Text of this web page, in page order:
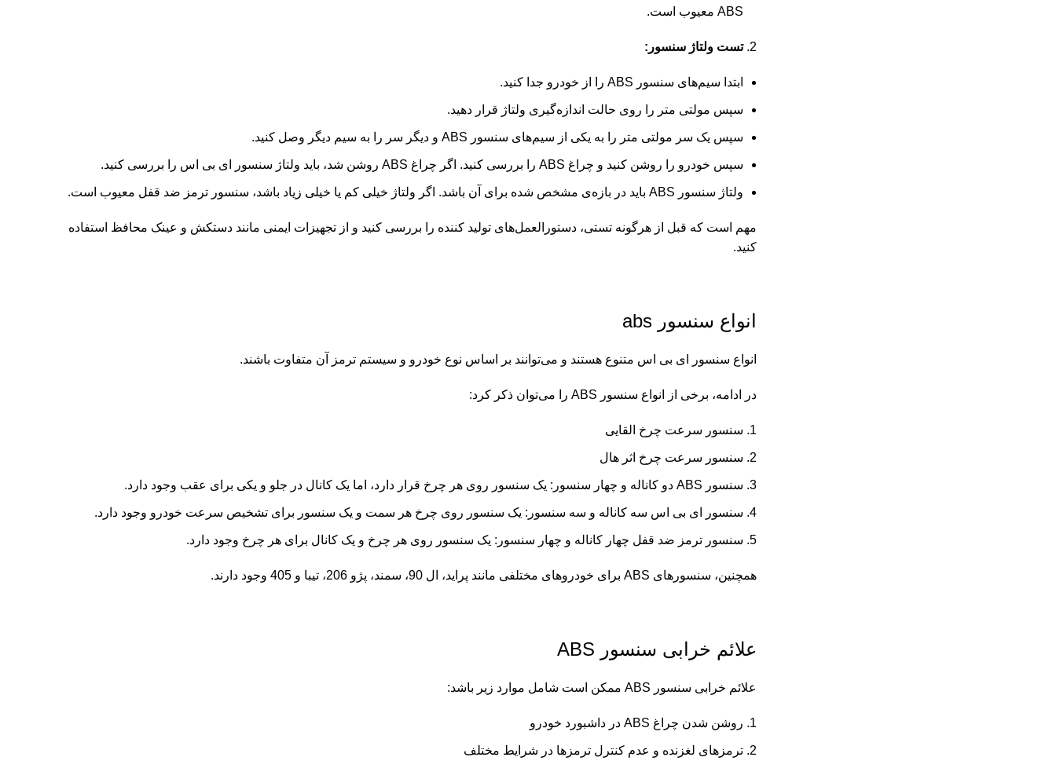
ABS معیوب است
.
تست ولتاژ سنسور:
ابتدا سیم‌های سنسور ABS را از خودرو جدا کنید.
سپس مولتی متر را روی حالت اندازه‌گیری ولتاژ قرار دهید.
سپس یک سر مولتی متر را به یکی از سیم‌های سنسور ABS و دیگر سر را به سیم دیگر وصل کنید.
سپس خودرو را روشن کنید و چراغ ABS را بررسی کنید. اگر چراغ ABS روشن شد، باید ولتاژ سنسور ای بی اس را بررسی کنید.
ولتاژ سنسور ABS باید در بازه‌ی مشخص شده برای آن باشد. اگر ولتاژ خیلی کم یا خیلی زیاد باشد، سنسور ترمز ضد قفل معیوب است .
مهم است که قبل از هرگونه تستی، دستورالعمل‌های تولید کننده را بررسی کنید و از تجهیزات ایمنی مانند دستکش و عینک محافظ استفاده
کنید.
انواع سنسور abs
انواع سنسور ای بی اس متنوع هستند و می‌توانند بر اساس نوع خودرو و سیستم ترمز آن متفاوت باشند.
در ادامه، برخی از انواع سنسور ABS را می‌توان ذکر کرد:
سنسور سرعت چرخ القایی
سنسور سرعت چرخ اثر هال
سنسور ABS دو کاناله و چهار سنسور: یک سنسور روی هر چرخ قرار دارد، اما یک کانال در جلو و یکی برای عقب وجود دارد.
سنسور ای بی اس سه کاناله و سه سنسور: یک سنسور روی چرخ هر سمت و یک سنسور برای تشخیص سرعت خودرو وجود دارد.
سنسور ترمز ضد قفل چهار کاناله و چهار سنسور: یک سنسور روی هر چرخ و یک کانال برای هر چرخ وجود دارد.
همچنین، سنسورهای ABS برای خودروهای مختلفی مانند پراید، ال 90، سمند، پژو 206، تیبا و 405 وجود دارند.
علائم خرابی سنسور ABS
علائم خرابی سنسور ABS ممکن است شامل موارد زیر باشد:
روشن شدن چراغ ABS در داشبورد خودرو
ترمزهای لغزنده و عدم کنترل ترمزها در شرایط مختلف